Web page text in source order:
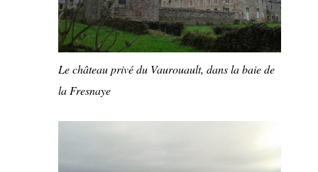
Le château privé du Vaurouault, dans la baie de
la Fresnaye